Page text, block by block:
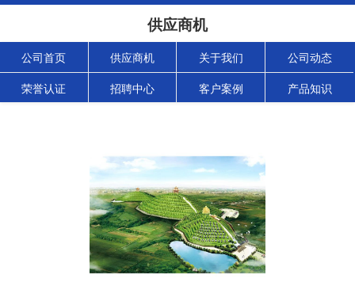
供应商机
公司首页 供应商机 关于我们 公司动态
荣誉认证 招聘中心 客户案例 产品知识